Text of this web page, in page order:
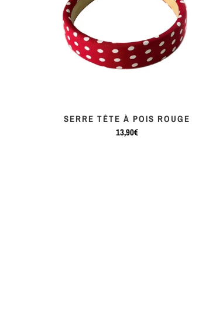
SERRE TÊTE À POIS ROUGE
13,90€